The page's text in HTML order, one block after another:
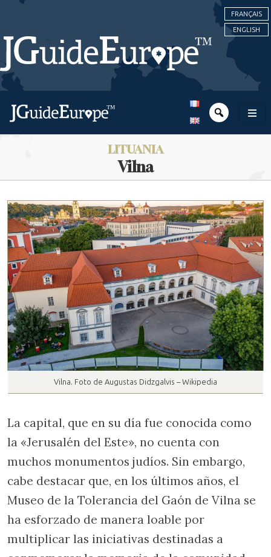
FRANÇAIS
ENGLISH
LITUANIA
Vilna
Vilna. Foto de Augustas Didzgalvis – Wikipedia
La capital, que en su día fue conocida como
la «Jerusalén del Este», no cuenta con
muchos monumentos judíos. Sin embargo,
cabe destacar que, en los últimos años, el
Museo de la Tolerancia del Gaón de Vilna se
ha esforzado de manera loable por
multiplicar las iniciativas destinadas a